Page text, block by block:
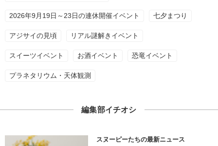
2026年9月19日～23日の連休開催イベント 七夕まつり
アジサイの見頃 リアル謎解きイベント
スイーツイベント お酒イベント 恐竜イベント
プラネタリウム・天体観測
編集部イチオシ
スヌーピーたちの最新ニュース